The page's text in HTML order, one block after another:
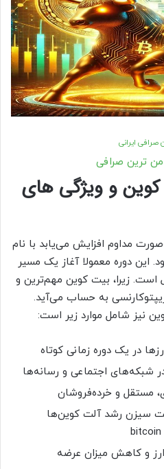
صرافی ایرانی
کوین و ویژگی های
مداوم افزایش می‌یابد با نام
این دوره معمولا آغاز یک مسیر
است. زیرا، بیت کوین مهم‌ترین و
کریپتوکارنسی به حساب می‌آید.
در یک دوره زمانی کوتاه
شبکه‌های اجتماعی و رسانه‌ها
مستقل و خرده‌فروشان
سیزن‌ رشد آلت کوین‌ها
و کاهش میزان عرضه